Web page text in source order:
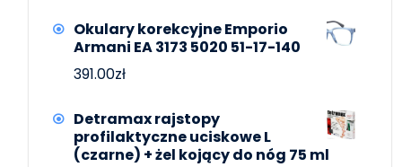
Okulary korekcyjne Emporio
Armani EA 3173 5020 51-17-140
391.00zł
Detramax rajstopy
profilaktyczne uciskowe L
(czarne) + żel kojący do nóg 75 ml